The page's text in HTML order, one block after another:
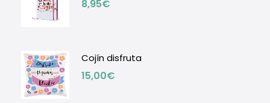
8,95€
Cojín disfruta
15,00€